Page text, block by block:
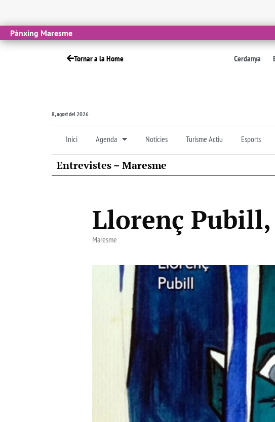
Pànxing Maresme
Tornar a la Home Cerdanya
8, agost del 2026
Inici Agenda Notícies Turisme Actiu Esports
Entrevistes – Maresme
Llorenç
Maresme